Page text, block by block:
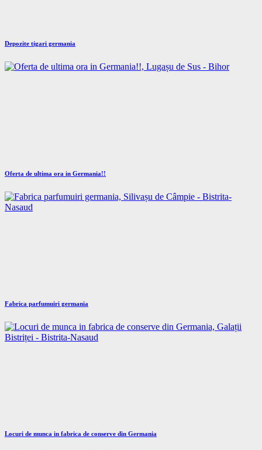
Depozite tigari germania
Oferta de ultima ora in Germania!!
Fabrica parfumuiri germania
Locuri de munca in fabrica de conserve din Germania